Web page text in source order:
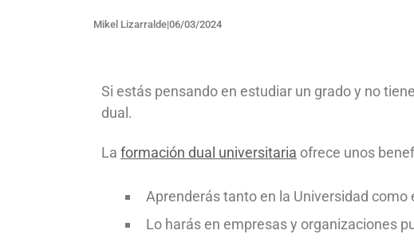
Mikel Lizarralde|06/03/2024
Si estás pensando en estudiar un grado y no
dual.
La formación dual universitaria ofrece unos
Aprenderás tanto en la Universidad como
Lo harás en empresas y organizaciones